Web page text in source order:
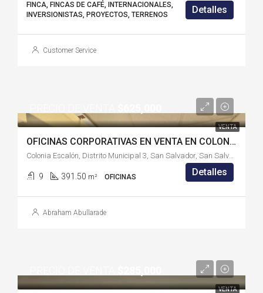
FINCA, FINCAS DE CAFÉ, INTERNACIONALES,
INVERSIONISTAS, PROYECTOS, TERRENOS
Detalles
Customer Service
VENTA
OFICINAS CORPORATIVAS EN VENTA EN COLONIA ESCALÓN, SAN SALVADOR- SS10726RC
Colonia Escalón, Distrito Municipal 3, San Salvador, San Salvador Centro, San Salvador, 3970, El Salvador
9 391.50 m² OFICINAS Detalles
Abraham Abullarade
VENTA